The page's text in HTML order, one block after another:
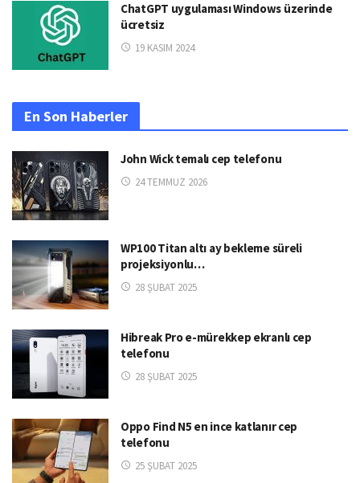
ChatGPT uygulaması Windows üzerinde
ücretsiz
19 KASIM 2024
En Son Haberler
John Wick temalı cep telefonu
24 TEMMUZ 2026
WP100 Titan altı ay bekleme süreli
projeksiyonlu…
28 ŞUBAT 2025
Hibreak Pro e-mürekkep ekranlı cep
telefonu
28 ŞUBAT 2025
Oppo Find N5 en ince katlanır cep
telefonu
25 ŞUBAT 2025